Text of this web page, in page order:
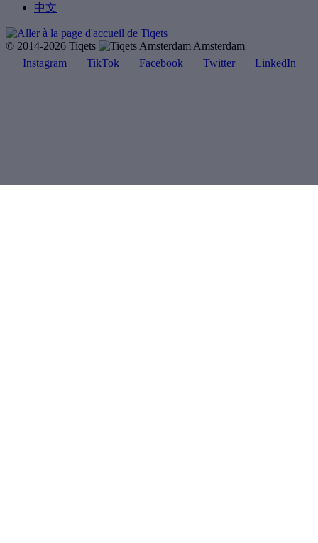
中文
© 2014-2026 Tiqets
Amsterdam
Instagram
TikTok Facebook Twitter LinkedIn